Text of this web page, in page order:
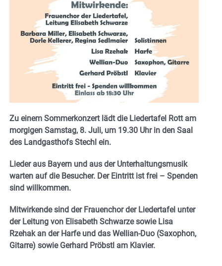
Zu einem Sommerkonzert lädt die Liedertafel Rott am
morgigen Samstag, 8. Juli, um 19.30 Uhr in den Saal
des Landgasthofs Stechl ein.
Lieder aus Bayern und aus der Unterhaltungsmusik
warten auf die Besucher. Der Eintritt ist frei – Spenden
sind willkommen.
Mitwirkende sind der Frauenchor der Liedertafel unter
der Leitung von Elisabeth Schwarze sowie Lisa
Rzehak an der Harfe und das Wellian-Duo (Saxophon,
Gitarre) sowie Gerhard Pröbstl am Klavier.